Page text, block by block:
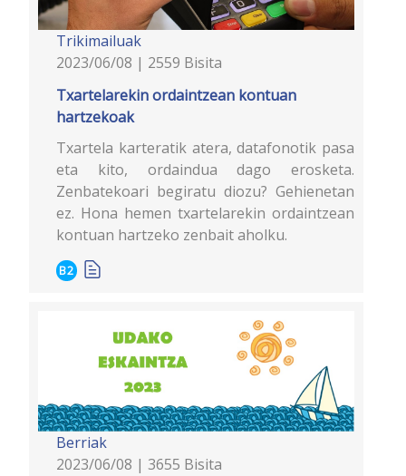
Trikimailuak
2023/06/08 | 2559 Bisita
Txartelarekin ordaintzean kontuan
hartzekoak
Txartela karteratik atera, datafonotik pasa
eta kito, ordaindua dago erosketa.
Zenbatekoari begiratu diozu? Gehienetan
ez. Hona hemen txartelarekin ordaintzean
kontuan hartzeko zenbait aholku.
B2
Berriak
2023/06/08 | 3655 Bisita